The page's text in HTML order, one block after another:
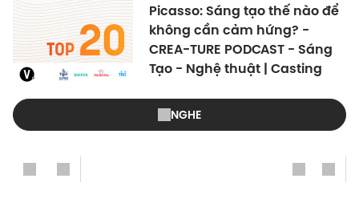
Picasso: Sáng tạo thế nào để
không cần cảm hứng? -
CREA-TURE PODCAST - Sáng
Tạo - Nghệ thuật | Casting
NGHE